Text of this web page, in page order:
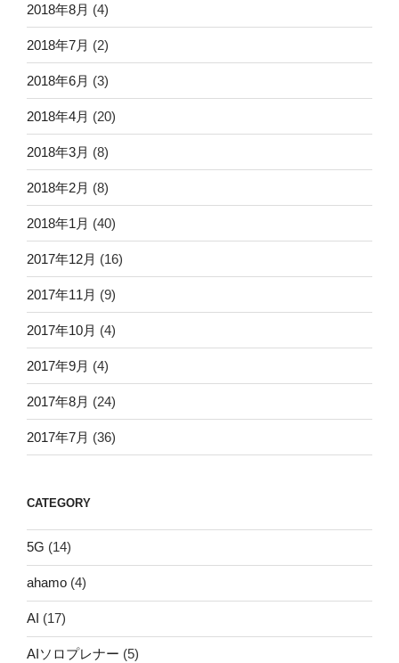
2018年8月 (4)
2018年7月 (2)
2018年6月 (3)
2018年4月 (20)
2018年3月 (8)
2018年2月 (8)
2018年1月 (40)
2017年12月 (16)
2017年11月 (9)
2017年10月 (4)
2017年9月 (4)
2017年8月 (24)
2017年7月 (36)
CATEGORY
5G (14)
ahamo (4)
AI (17)
AIソロプレナー (5)